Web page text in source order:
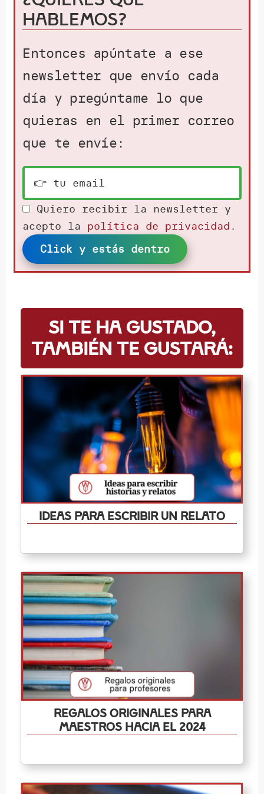
hablemos?
Entonces apúntate a ese
newsletter que envío cada
día y pregúntame lo que
quieras en el primer correo
que te envíe:
Quiero recibir la newsletter y
acepto la política de privacidad .
Click y estás dentro
Si te ha gustado,
también te gustará:
Ideas para escribir un relato
Regalos originales para
maestros hacia el 2024